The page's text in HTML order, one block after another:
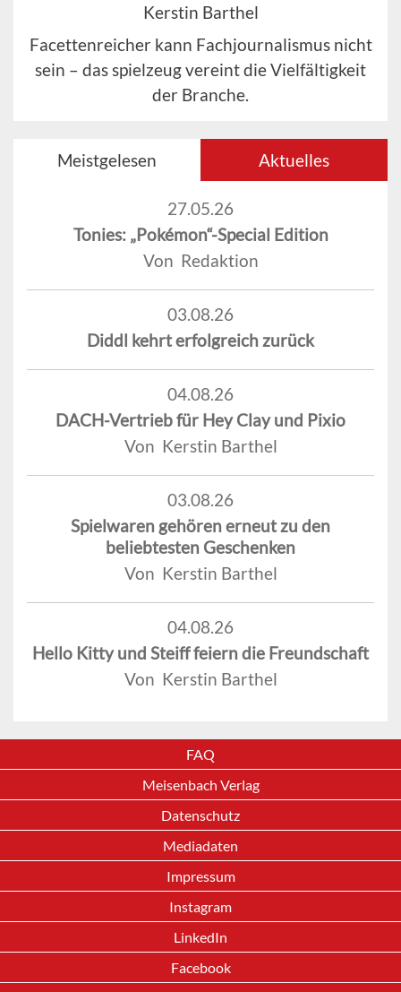
Kerstin Barthel
Facettenreicher kann Fachjournalismus nicht
sein – das spielzeug vereint die Vielfältigkeit
der Branche.
Meistgelesen Aktuelles
27.05.26
Tonies: „Pokémon“-Special Edition
Von Redaktion
03.08.26
Diddl kehrt erfolgreich zurück
04.08.26
DACH-Vertrieb für Hey Clay und Pixio
Von Kerstin Barthel
03.08.26
Spielwaren gehören erneut zu den
beliebtesten Geschenken
Von Kerstin Barthel
04.08.26
Hello Kitty und Steiff feiern die Freundschaft
Von Kerstin Barthel
FAQ
Meisenbach Verlag
Datenschutz
Mediadaten
Impressum
Instagram
LinkedIn
Facebook